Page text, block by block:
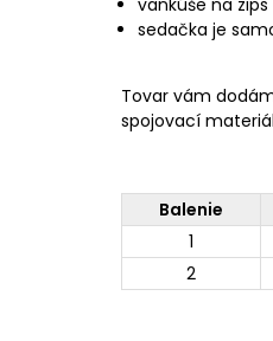
vankúše na
sedačka je
Tovar vám
spojovací
Balenie
1
2